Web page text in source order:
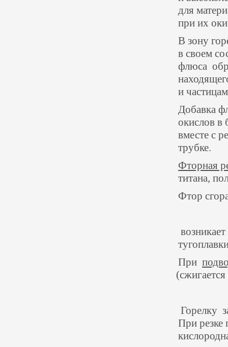
для
при их
В зону
в своем
флюса
и
Добавка
окислов в
вместе с
трубке.
Фторная
титана,
Фтор
При
(
Горелку
При резке